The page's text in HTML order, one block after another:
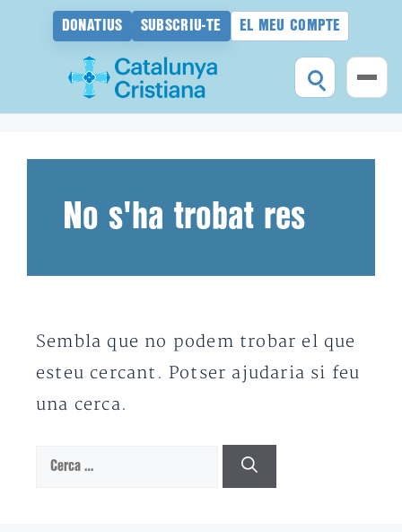
DONATIUS SUBSCRIU-TE EL MEU COMPTE
No s'ha trobat res
Sembla que no podem trobar el que
esteu cercant. Potser ajudaria si feu
una cerca.
Cerca: